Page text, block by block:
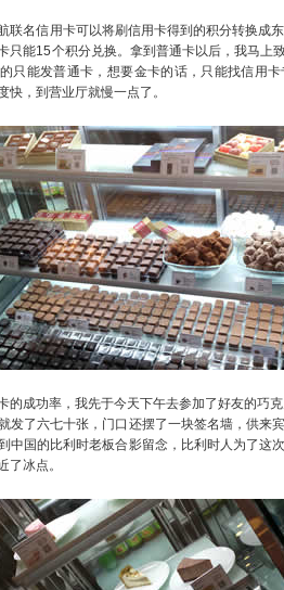
名信用卡可以将刷信用卡得到的积分转换成
只能15个积分兑换。拿到普通卡以后，我马上
只能发普通卡，想要金卡的话，只能找信用
快，到营业厅就慢一点了。
成功率，我先于今天下午去参加了好友的巧
发了六七十张，门口还摆了一块签名墙，供来
中国的比利时老板合影留念，比利时人为了这
了冰点。